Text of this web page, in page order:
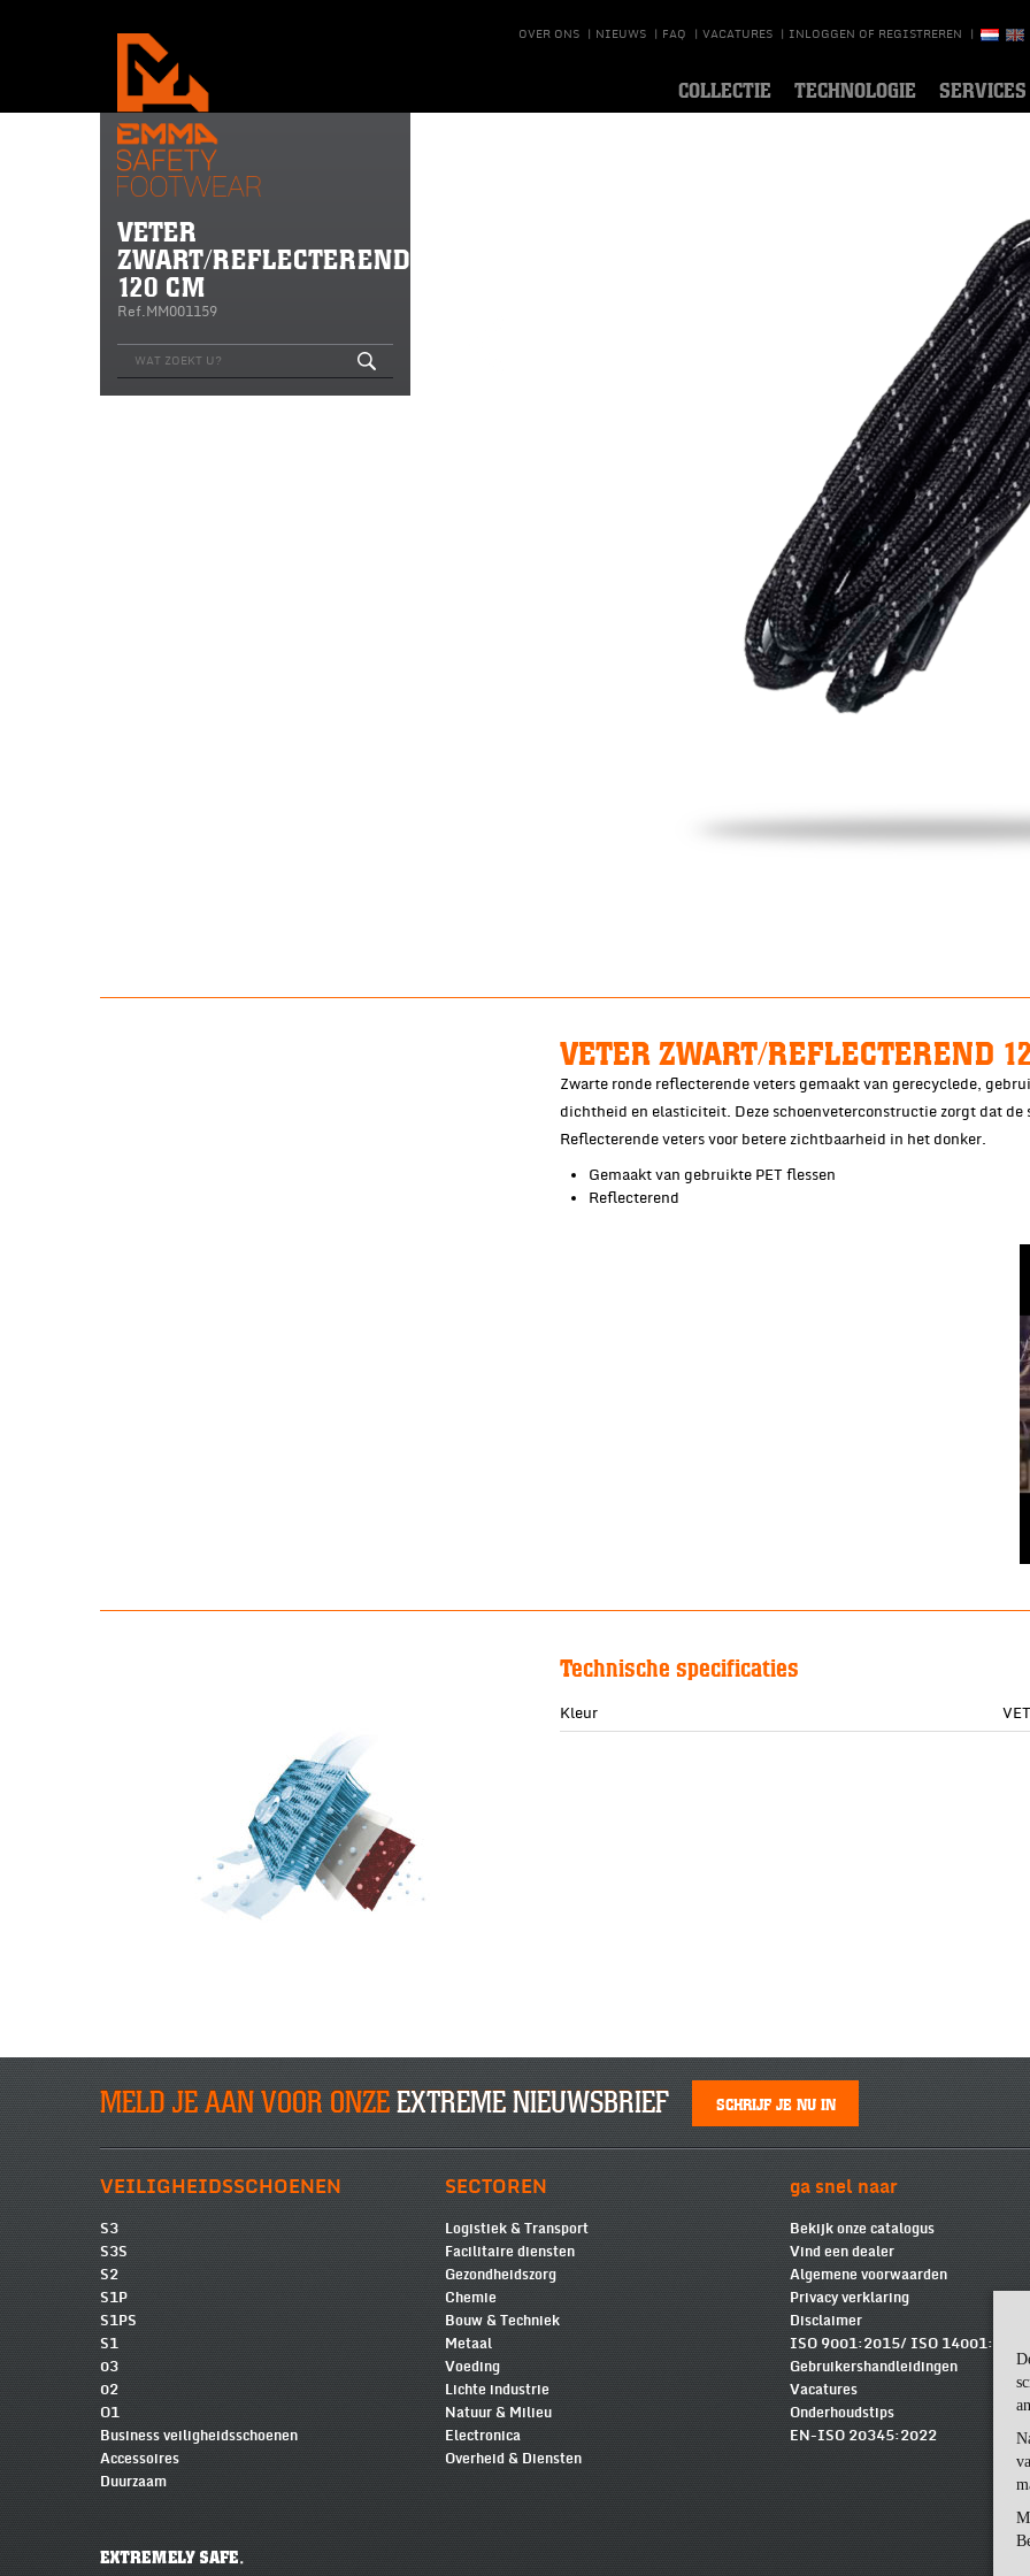
OVER ONS | NIEUWS | FAQ | VACATURES | INLOGGEN OF REGISTREREN |
COLLECTIE TECHNOLOGIE SERVICES
VETER
ZWART/REFLECTEREND
120 CM
Ref.MM001159
VETER ZWART/REFLECTEREND
Zwarte ronde reflecterende veters gemaakt van gerecyclede,
dichtheid en elasticiteit. Deze schoenveterconstructie zorgt dat
Reflecterende veters voor betere zichtbaarheid in het donker.
Gemaakt van gebruikte PET flessen
Reflecterend
Technische specificaties
Kleur
MELD JE AAN VOOR ONZEEXTREME NIEUWSBRIEF SCHRIJF JE NU IN
VEILIGHEIDSSCHOENEN
S3
S3S
S2
S1P
S1PS
S1
03
02
O1
Business veiligheidsschoenen
Accessoires
Duurzaam
SECTOREN
Logistiek & Transport
Facilitaire diensten
Gezondheidszorg
Chemie
Bouw & Techniek
Metaal
Voeding
Lichte industrie
Natuur & Milieu
Electronica
Overheid & Diensten
ga snel naar
Bekijk onze catalogus
Vind een dealer
Algemene voorwaarden
Privacy verklaring
Disclaimer
ISO 9001:2015/ ISO 14001:2015
Gebruikershandleidingen
Vacatures
Onderhoudstips
EN-ISO 20345:2022